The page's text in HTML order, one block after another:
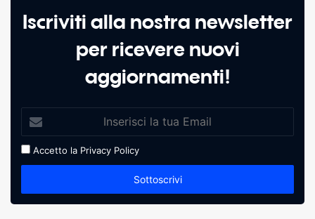
Iscriviti alla nostra newsletter
per ricevere nuovi
aggiornamenti!
Accetto la Privacy Policy